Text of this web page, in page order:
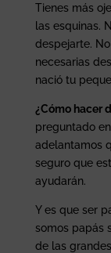
Tienes más
las esquinas.
despejarte.
necesarias
nació tu
¿Cómo hacer
preguntado
adelantamos
seguro que
ayudarán.
Y es que ser
somos papás
de las